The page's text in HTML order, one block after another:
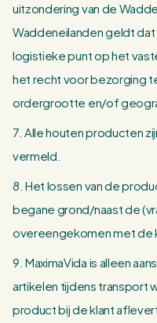
uitzondering van de
Waddeneilanden geldt
logistieke punt op het
het recht voor bezorging
ordergrootte en/of
7. Alle houten producten
vermeld.
8. Het lossen van de
begane grond/naast de
overeengekomen met de
9. MaximaVida is alleen
artikelen tijdens transport
product bij de klant